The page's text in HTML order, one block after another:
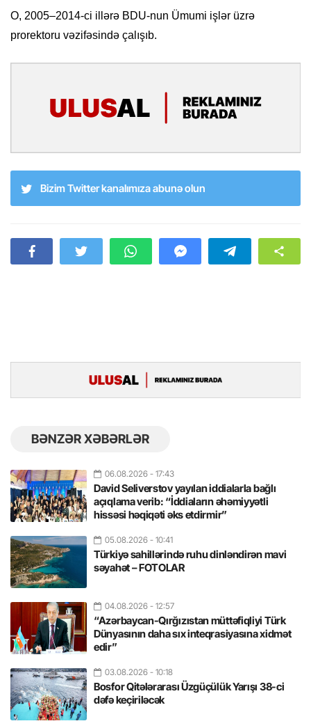
O, 2005–2014-ci illərə BDU-nun Ümumi işlər üzrə
prorektoru vəzifəsində çalışıb.
Bizim Twitter kanalımıza abunə olun
BƏNZƏR XƏBƏRLƏR
06.08.2026 - 17:43
David Seliverstov yayılan iddialarla bağlı
açıqlama verib: “İddiaların əhəmiyyətli
hissəsi həqiqəti əks etdirmir”
05.08.2026 - 10:41
Türkiyə sahillərində ruhu dinləndirən mavi
səyahət – FOTOLAR
04.08.2026 - 12:57
“Azərbaycan-Qırğızıstan müttəfiqliyi Türk
Dünyasının daha sıx inteqrasiyasına xidmət
edir”
03.08.2026 - 10:18
Bosfor Qitələrarası Üzgüçülük Yarışı 38-ci
dəfə keçiriləcək